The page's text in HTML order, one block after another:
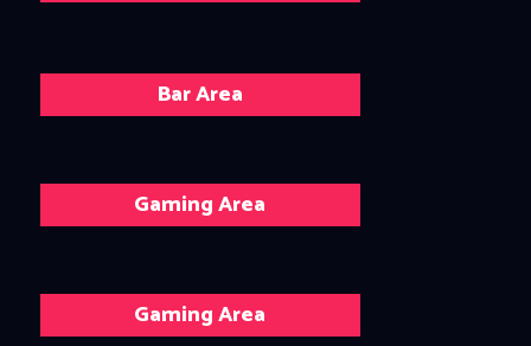
Bar Area
Gaming Area
Gaming Area